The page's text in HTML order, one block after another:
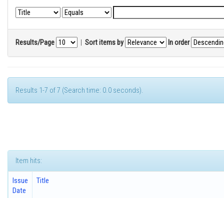
Results/Page | Sort items by In order
Results 1-7 of 7 (Search time: 0.0 seconds).
Item hits:
Issue
Date
Title